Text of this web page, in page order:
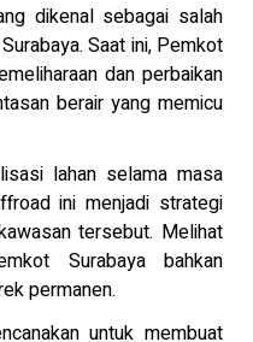
dikenal sebagai salah
Saat ini, Pemkot
dan perbaikan
berair yang memicu
lahan selama masa
ini menjadi strategi
tersebut. Melihat
Surabaya bahkan
permanen.
untuk membuat